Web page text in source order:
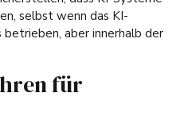
selbst wenn das KI-
aber innerhalb der
für